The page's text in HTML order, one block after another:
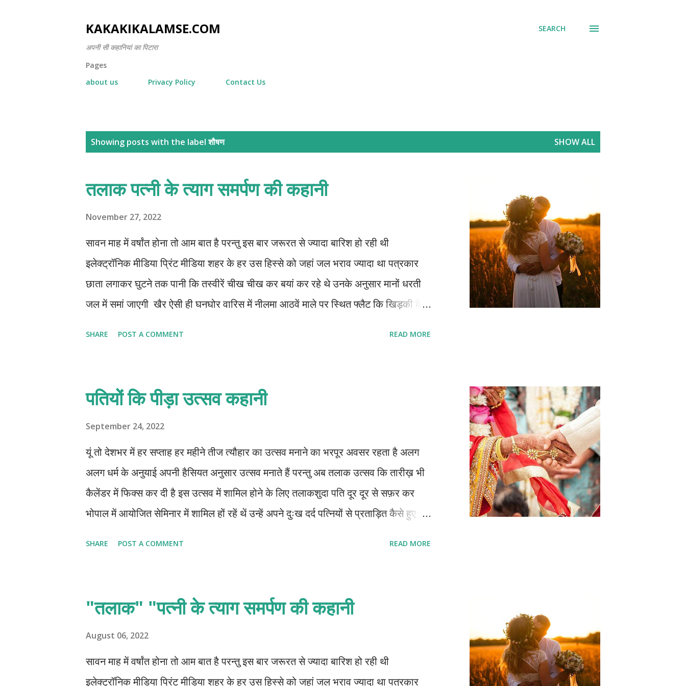
KAKAKIKALAMSE.COM
अपनी सी कहानियां का पिटारा
SEARCH
Pages
about us
Privacy Policy Contact Us
Showing posts with the labelशौषण SHOW ALL
तलाक पत्नी के त्याग समर्पण की कहानी
November 27, 2022
सावन माह में वर्षांत होना तो आम बात है परन्तु इस बार जरूरत से ज्यादा बारिश हो रही थी
इलेक्ट्रॉनिक मीडिया प्रिंट मीडिया शहर के हर उस हिस्से को जहां जल भराव ज्यादा था पत्रकार
छाता लगाकर घुटने तक पानी कि तस्वीरें चीख चीख कर बयां कर रहे थे उनके अनुसार मानों धरती
जल में समां जाएगी खैर ऐसी ही घनघोर वारिस में नीलमा आठवें माले पर स्थित फ्लैट कि खिड़की के
तभी दूर कार कि हैडलाइट कि रोशनी दिखाई दी थी थोड़ी देर बाद कार गेट के अंदर पहुंच गई थी अब
उसे तसल्ली हुई थी ज़रूर गौरव ही आ रहें होंगे । डोरबेल कि घंटी बजी थी उसने डोरबेल के आइ सीसे
से आंगतुक को देखा था फिर दरवाजा खोला था आंगतुक के हल्के हल्के कदम लड़खड़ा रहें थें नाक के
दोनों नथुनों से सिगरेट शराब कि मिली जुली गंध आ रही थी आंगतुक सोफे पर बैठ गए थे । आप आज
फि...
SHARE POST A COMMENT READ MORE
पतियों कि पीड़ा उत्सव कहानी
September 24, 2022
यूं तो देशभर में हर सप्ताह हर महीने तीज त्यौहार का उत्सव मनाने का भरपूर अवसर रहता है अलग
अलग धर्म के अनुयाई अपनी हैसियत अनुसार उत्सव मनाते हैं परन्तु अब तलाक उत्सव कि तारीख़ भी
कैलेंडर में फिक्स कर दी है इस उत्सव में शामिल होने के लिए तलाकशुदा पति दूर दूर से सफ़र कर
भोपाल में आयोजित सेमिनार में शामिल हों रहें थें उन्हें अपने दुःख दर्द पत्नियों से प्रताड़ित कैसे हुए
उल्लास से तलाक शुदा पुरुष इकठ्ठा हो रहें थें । मिस्टर सुनील कुमार माथुर देश के जानें मानें गुप्त रोग
विशेषज्ञ थें अखबारों में उनके विज्ञापन अक्सर पड़ने को मिल जाते थे जिसका शीर्षक कुछ इस प्रकार
का रहता था परेशान गुप्त योन रोगी का चमत्कारिक इलाज आइए मिलिए आपका नाम गुप्त रखा जाएगा
मेरे इलाज़ से पाएं घोड़े जैसी ताकत बिना रुके थके विवाहित जीवन का आनंद पाएं आपका पार्ट...
SHARE POST A COMMENT READ MORE
"तलाक" "पत्नी के त्याग समर्पण की कहानी
August 06, 2022
सावन माह में वर्षांत होना तो आम बात है परन्तु इस बार जरूरत से ज्यादा बारिश हो रही थी
इलेक्ट्रॉनिक मीडिया प्रिंट मीडिया शहर के हर उस हिस्से को जहां जल भराव ज्यादा था पत्रकार